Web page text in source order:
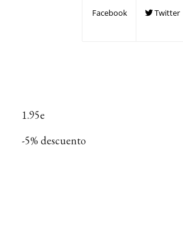
Facebook Twitter
1.95e
-5% descuento